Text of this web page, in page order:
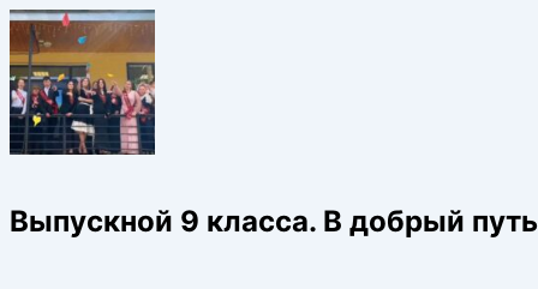
Выпускной 9 класса. В добрый